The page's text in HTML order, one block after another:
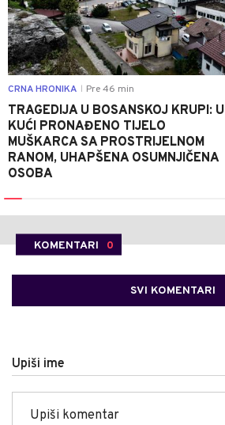
CRNA HRONIKA Pre 46 min
TRAGEDIJA U BOSANSKOJ KRUPI: U
KUĆI PRONAĐENO TIJELO
MUŠKARCA SA PROSTRIJELNOM
RANOM, UHAPŠENA OSUMNJIČENA
OSOBA
KOMENTARI 0
SVI KOMENTARI
Upiši ime